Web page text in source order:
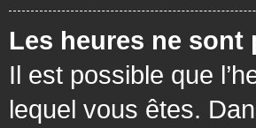
Les heures ne sont
Il est possible que
lequel vous êtes.